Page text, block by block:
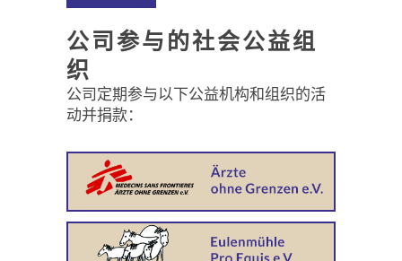
公司参与的社会公益组
织
公司定期参与以下公益机构和组织的活
动并捐款：